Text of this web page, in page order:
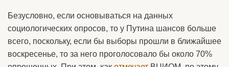
Безусловно, если основываться на данных
социологических опросов, то у Путина шансов больше
всего, поскольку, если бы выборы прошли в ближайшее
воскресенье, то за него проголосовало бы около 70%